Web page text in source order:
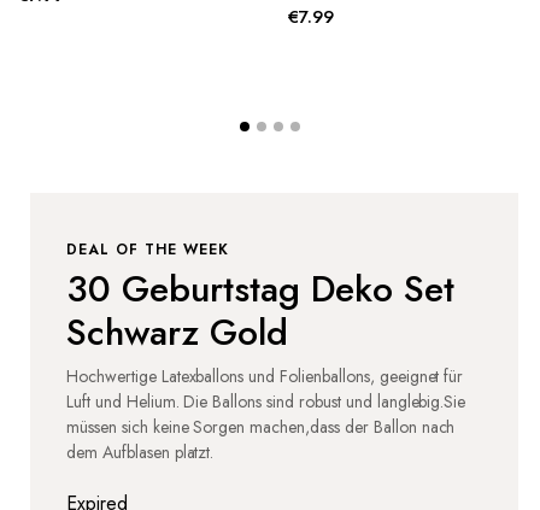
€7.99
DEAL OF THE WEEK
30 Geburtstag Deko Set
Schwarz Gold
Hochwertige Latexballons und Folienballons, geeignet für
Luft und Helium. Die Ballons sind robust und langlebig.Sie
müssen sich keine Sorgen machen,dass der Ballon nach
dem Aufblasen platzt.
Expired